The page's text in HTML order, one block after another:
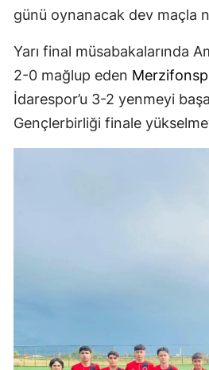
günü oynanacak dev maçla
Yarı final müsabakalarında
2-0 mağlup eden
İdarespor’u 3-2 yenmeyi
Gençlerbirliği finale